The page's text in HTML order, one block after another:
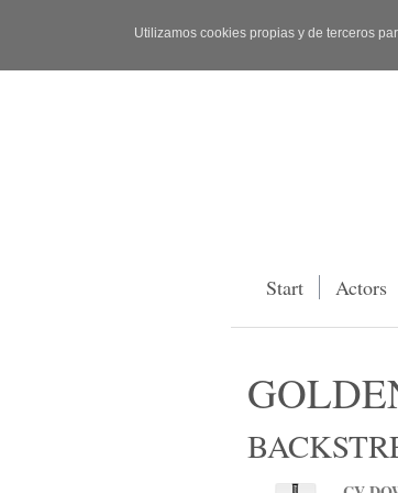
Utilizamos cookies propias y de terceros
Start Actors